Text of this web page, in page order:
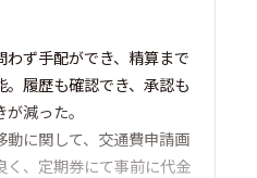
わず手配ができ、精算まで
履歴も確認でき、承認も
減った。
動に関して、交通費申請画
く、定期券にて事前に代金